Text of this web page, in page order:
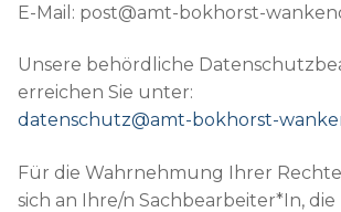
E-Mail: post@amt-bokhorst-
Unsere behördliche
erreichen Sie unter:
datenschutz@amt-bokhorst-
Für die Wahrnehmung Ihrer
sich an Ihre/n Sachbearbeiter*In, die